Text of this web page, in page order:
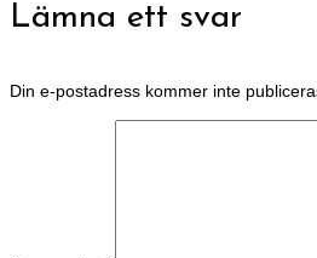
Lämna ett svar
Din e-postadress kommer inte